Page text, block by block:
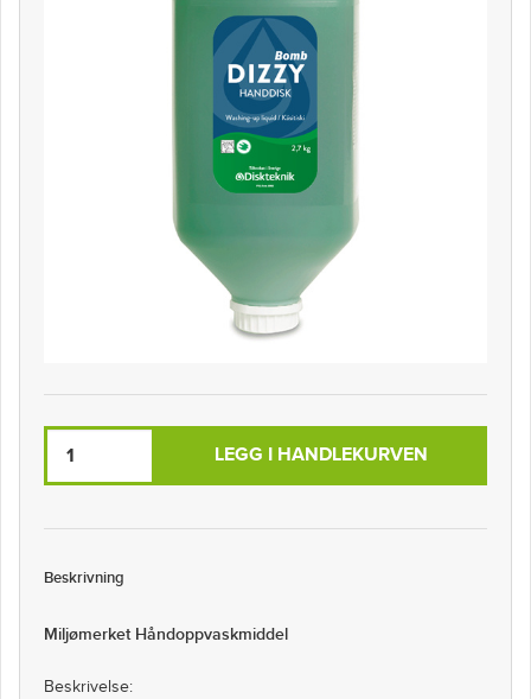
LEGG I HANDLEKURVEN
Beskrivning
Miljømerket Håndoppvaskmiddel
Beskrivelse: